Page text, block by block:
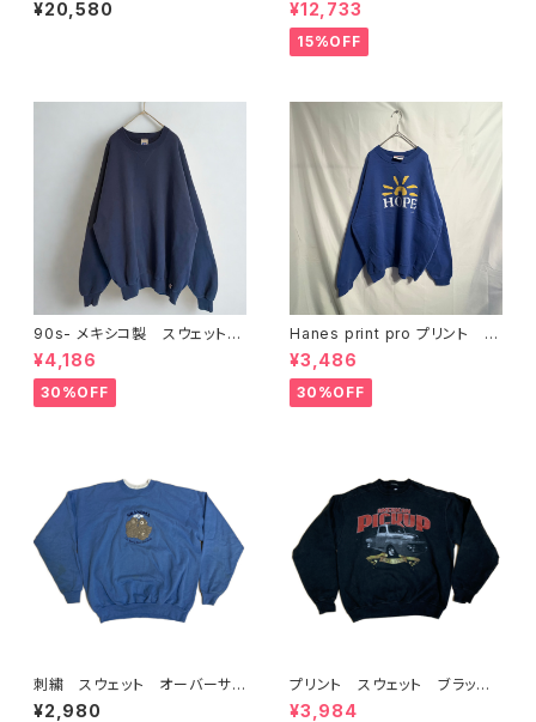
reverse weave
¥20,580
L
¥12,733
15%OFF
90s- メキシコ製 スウェット
Russel Athletic ネイビー
¥4,186
30%OFF
Hanes print pro プリント ス
ウェット L ブルー
¥3,486
30%OFF
刺繍 スウェット オーバーサイ
ズ ベア
¥2,980
プリント スウェット ブラッ
ク Ｌ 車
¥3,984